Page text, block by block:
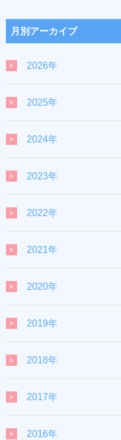
月別アーカイブ
2026年
2025年
2024年
2023年
2022年
2021年
2020年
2019年
2018年
2017年
2016年